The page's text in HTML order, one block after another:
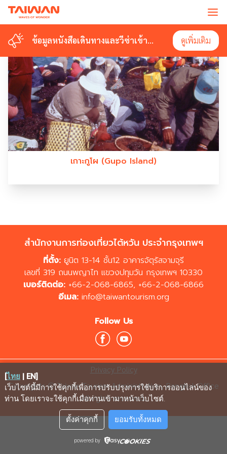
ข้อมูลหนังสือเดินทางและวีซ่าเข้า
ดูเพิ่มเติม
ข้อมูลหนังสือเดินทางและวีซ่าเข้า
ดูเพิ่มเติม
เกาะกูโผ (Gupo Island)
สำนักงานการท่องเที่ยวไต้หวัน ประจำกรุงเทพฯ
ที่ตั้ง: ยูนิต 13-14 ชั้น12 อาคารจัตุรัสจามจุรี
เลขที่ 319 ถนนพญาไท แขวงปทุมวัน กรุงเทพฯ 10330
เบอร์ติดต่อ: +66-2-068-6865, +66-2-068-6866
อีเมล: info@taiwantourism.org
Follow Us
Privacy Policy
Copyrights © Taiwan Tourism Administration, Bangkok Office
All rights reserved.
[ไทย | EN]
เว็บไซต์นี้มีการใช้คุกกี้เพื่อการปรับปรุงการใช้บริการออนไลน์ของ
ท่าน โดยเราจะใช้คุกกี้เมื่อท่านเข้ามาหน้าเว็บไซต์.
ตั้งค่าคุกกี้ ยอมรับทั้งหมด
powered by